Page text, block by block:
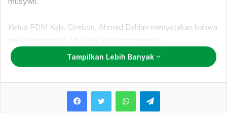
Ketua PDM Kab. Cirebon, Ahmad Dahlan menyatakan bahwa
menyemarakan Kab. Cirebon, sehingga rakor sangat penting
dilakukan.
“Jadikan Musywil momentum untuk merangkul semua pihak,
karena sejatinya Muhammadiyah adalah inklusif,” ucapnya.
Tampilkan Lebih Banyak
WhatsAppTelegram